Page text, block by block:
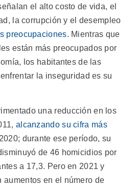
el alto costo de vida, el
la corrupción y el desempleo
preocupaciones. Mientras que
están más preocupados por
los habitantes de las
la inseguridad es su
una reducción en los
alcanzando su cifra más
durante ese período, su
de 46 homicidios por
a 17,3. Pero en 2021 y
aumentos en el número de